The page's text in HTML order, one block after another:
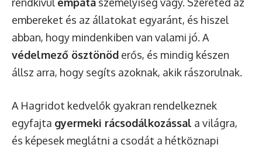
rendkívül empata személyiség vagy. Szereted az
embereket és az állatokat egyaránt, és hiszel
abban, hogy mindenkiben van valami jó. A
védelmező ösztönöd erős, és mindig készen
állsz arra, hogy segíts azoknak, akik rászorulnak.
A Hagridot kedvelők gyakran rendelkeznek
egyfajta gyermeki rácsodálkozással a világra,
és képesek meglátni a csodát a hétköznapi